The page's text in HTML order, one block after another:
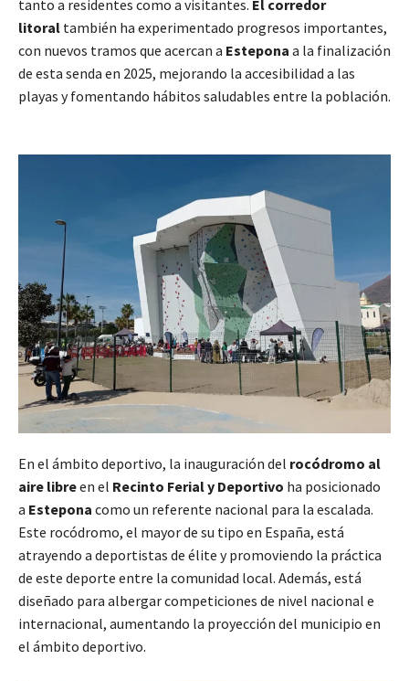
tanto a residentes como a visitantes. El corredor
litoral también ha experimentado progresos importantes,
con nuevos tramos que acercan a Estepona a la finalización
de esta senda en 2025, mejorando la accesibilidad a las
playas y fomentando hábitos saludables entre la población.
En el ámbito deportivo, la inauguración del rocódromo al
aire libreen el Recinto Ferial y Deportivo ha posicionado
a Estepona como un referente nacional para la escalada.
Este rocódromo, el mayor de su tipo en España, está
atrayendo a deportistas de élite y promoviendo la práctica
de este deporte entre la comunidad local. Además, está
diseñado para albergar competiciones de nivel nacional e
internacional, aumentando la proyección del municipio en
el ámbito deportivo.